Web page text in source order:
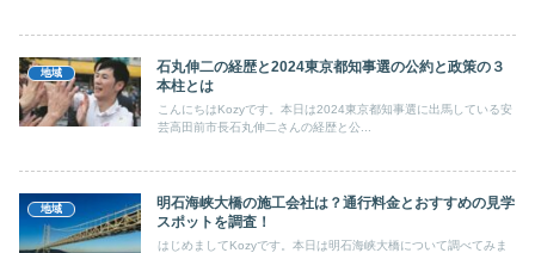
地域
石丸伸二の経歴と2024東京都知事選の公約と政策の３
本柱とは
こんにちはKozyです。本日は2024東京都知事選に出馬している安
芸高田前市長石丸伸二さんの経歴と公...
地域
明石海峡大橋の施工会社は？通行料金とおすすめの見学
スポットを調査！
はじめましてKozyです。本日は明石海峡大橋について調べてみま